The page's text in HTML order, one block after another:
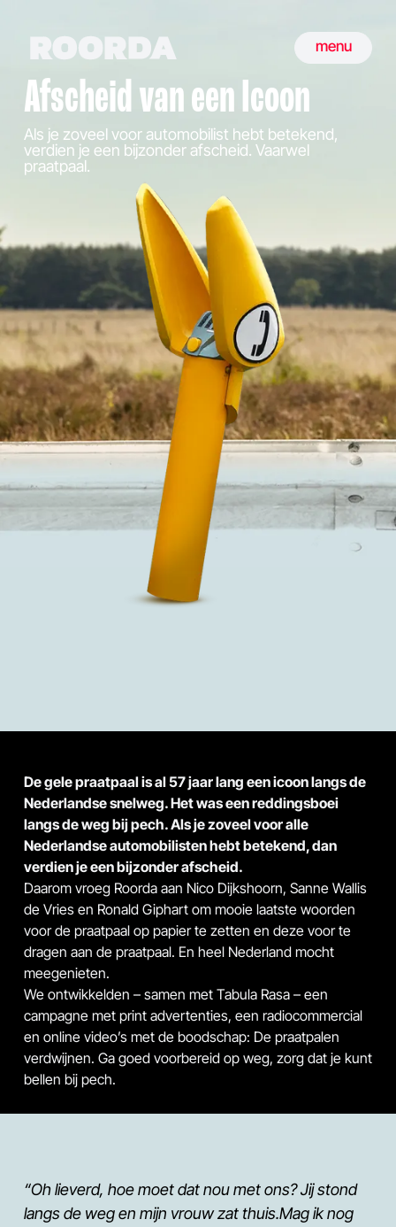
Afscheid van een Icoon
Als je zoveel voor automobilist hebt betekend,
verdien je een bijzonder afscheid. Vaarwel
praatpaal.
De gele praatpaal is al 57 jaar lang een icoon langs de
Nederlandse snelweg. Het was een reddingsboei
langs de weg bij pech. Als je zoveel voor alle
Nederlandse automobilisten hebt betekend, dan
verdien je een bijzonder afscheid.
Daarom vroeg Roorda aan Nico Dijkshoorn, Sanne Wallis
de Vries en Ronald Giphart om mooie laatste woorden
voor de praatpaal op papier te zetten en deze voor te
dragen aan de praatpaal. En heel Nederland mocht
meegenieten.
We ontwikkelden – samen met Tabula Rasa – een
campagne met print advertenties, een radiocommercial
en online video’s met de boodschap: De praatpalen
verdwijnen. Ga goed voorbereid op weg, zorg dat je kunt
bellen bij pech.
“Oh lieverd, hoe moet dat nou met ons? Jij stond
langs de weg en mijn vrouw zat thuis.Mag ik nog
menu